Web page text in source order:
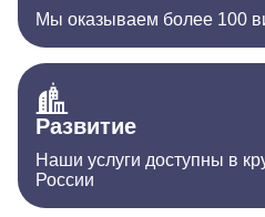
Мы оказываем более 100
Развитие
Наши услуги доступны в
России